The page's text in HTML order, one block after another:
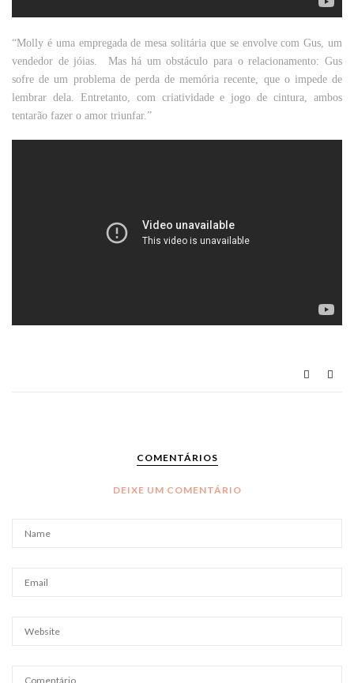
“Molly é uma empregada de mesa solitária que se envolve com Gus, um
vendedor de jóias. Mas há um obstáculo para o relacionamento: Gus
sofre de um problema de perda de memória recente, que o impede de
lembrar dela. Entretanto, com criatividade e jogo de cintura, ambos
tentarão fazer o amor triunfar.”
COMENTÁRIOS
DEIXE UM COMENTÁRIO